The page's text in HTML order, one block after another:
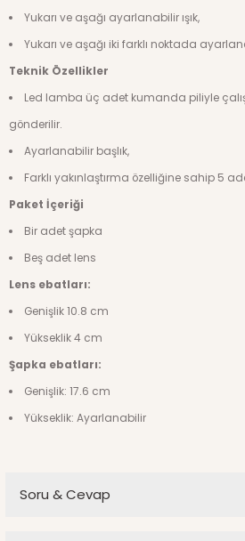
Yukarı ve aşağı ayarlanabilir ışık,
Yukarı ve aşağı iki farklı noktada
Teknik Özellikler
Led lamba üç adet kumanda piliyle
gönderilir.
Ayarlanabilir başlık,
Farklı yakınlaştırma özelliğine sahip 5
Paket İçeriği
Bir adet şapka
Beş adet lens
Lens ebatları:
Genişlik 10.8 cm
Yükseklik 4 cm
Şapka ebatları:
Genişlik: 17.6 cm
Yükseklik: Ayarlanabilir
Soru & Cevap